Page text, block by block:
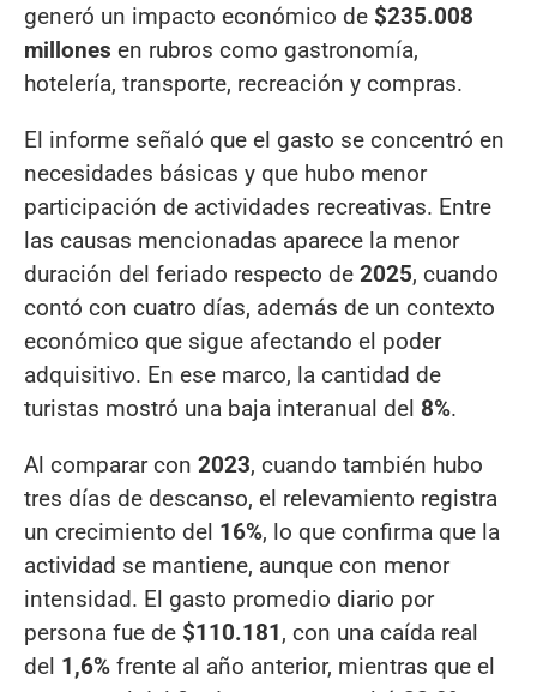
generó un impacto económico de $235.008
millones en rubros como gastronomía,
hotelería, transporte, recreación y compras.
El informe señaló que el gasto se concentró en
necesidades básicas y que hubo menor
participación de actividades recreativas. Entre
las causas mencionadas aparece la menor
duración del feriado respecto de 2025, cuando
contó con cuatro días, además de un contexto
económico que sigue afectando el poder
adquisitivo. En ese marco, la cantidad de
turistas mostró una baja interanual del 8%.
Al comparar con 2023, cuando también hubo
tres días de descanso, el relevamiento registra
un crecimiento del 16%, lo que confirma que la
actividad se mantiene, aunque con menor
intensidad. El gasto promedio diario por
persona fue de $110.181, con una caída real
del 1,6% frente al año anterior, mientras que el